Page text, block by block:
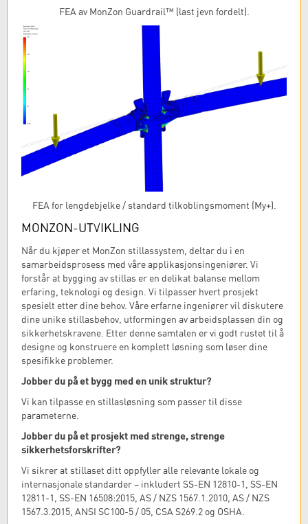
FEA av MonZon Guardrail™ (last jevn fordelt).
FEA for lengdebjelke / standard tilkoblingsmoment (My+).
MONZON-UTVIKLING
Når du kjøper et MonZon stillassystem, deltar du i en
samarbeidsprosess med våre applikasjonsingeniører. Vi
forstår at bygging av stillas er en delikat balanse mellom
erfaring, teknologi og design. Vi tilpasser hvert prosjekt
spesielt etter dine behov. Våre erfarne ingeniører vil diskutere
dine unike stillasbehov, utformingen av arbeidsplassen din og
sikkerhetskravene. Etter denne samtalen er vi godt rustet til å
designe og konstruere en komplett løsning som løser dine
spesifikke problemer.
Jobber du på et bygg med en unik struktur?
Vi kan tilpasse en stillasløsning som passer til disse
parameterne.
Jobber du på et prosjekt med strenge, strenge
sikkerhetsforskrifter?
Vi sikrer at stillaset ditt oppfyller alle relevante lokale og
internasjonale standarder – inkludert SS-EN 12810-1, SS-EN
12811-1, SS-EN 16508:2015, AS / NZS 1567.1.2010, AS / NZS
1567.3.2015, ANSI SC100-5 / 05, CSA S269.2 og OSHA.